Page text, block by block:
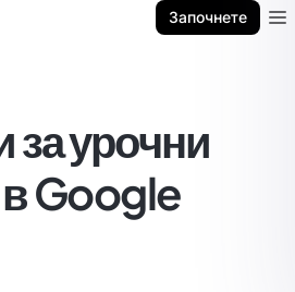
Започнете
урочни
Google